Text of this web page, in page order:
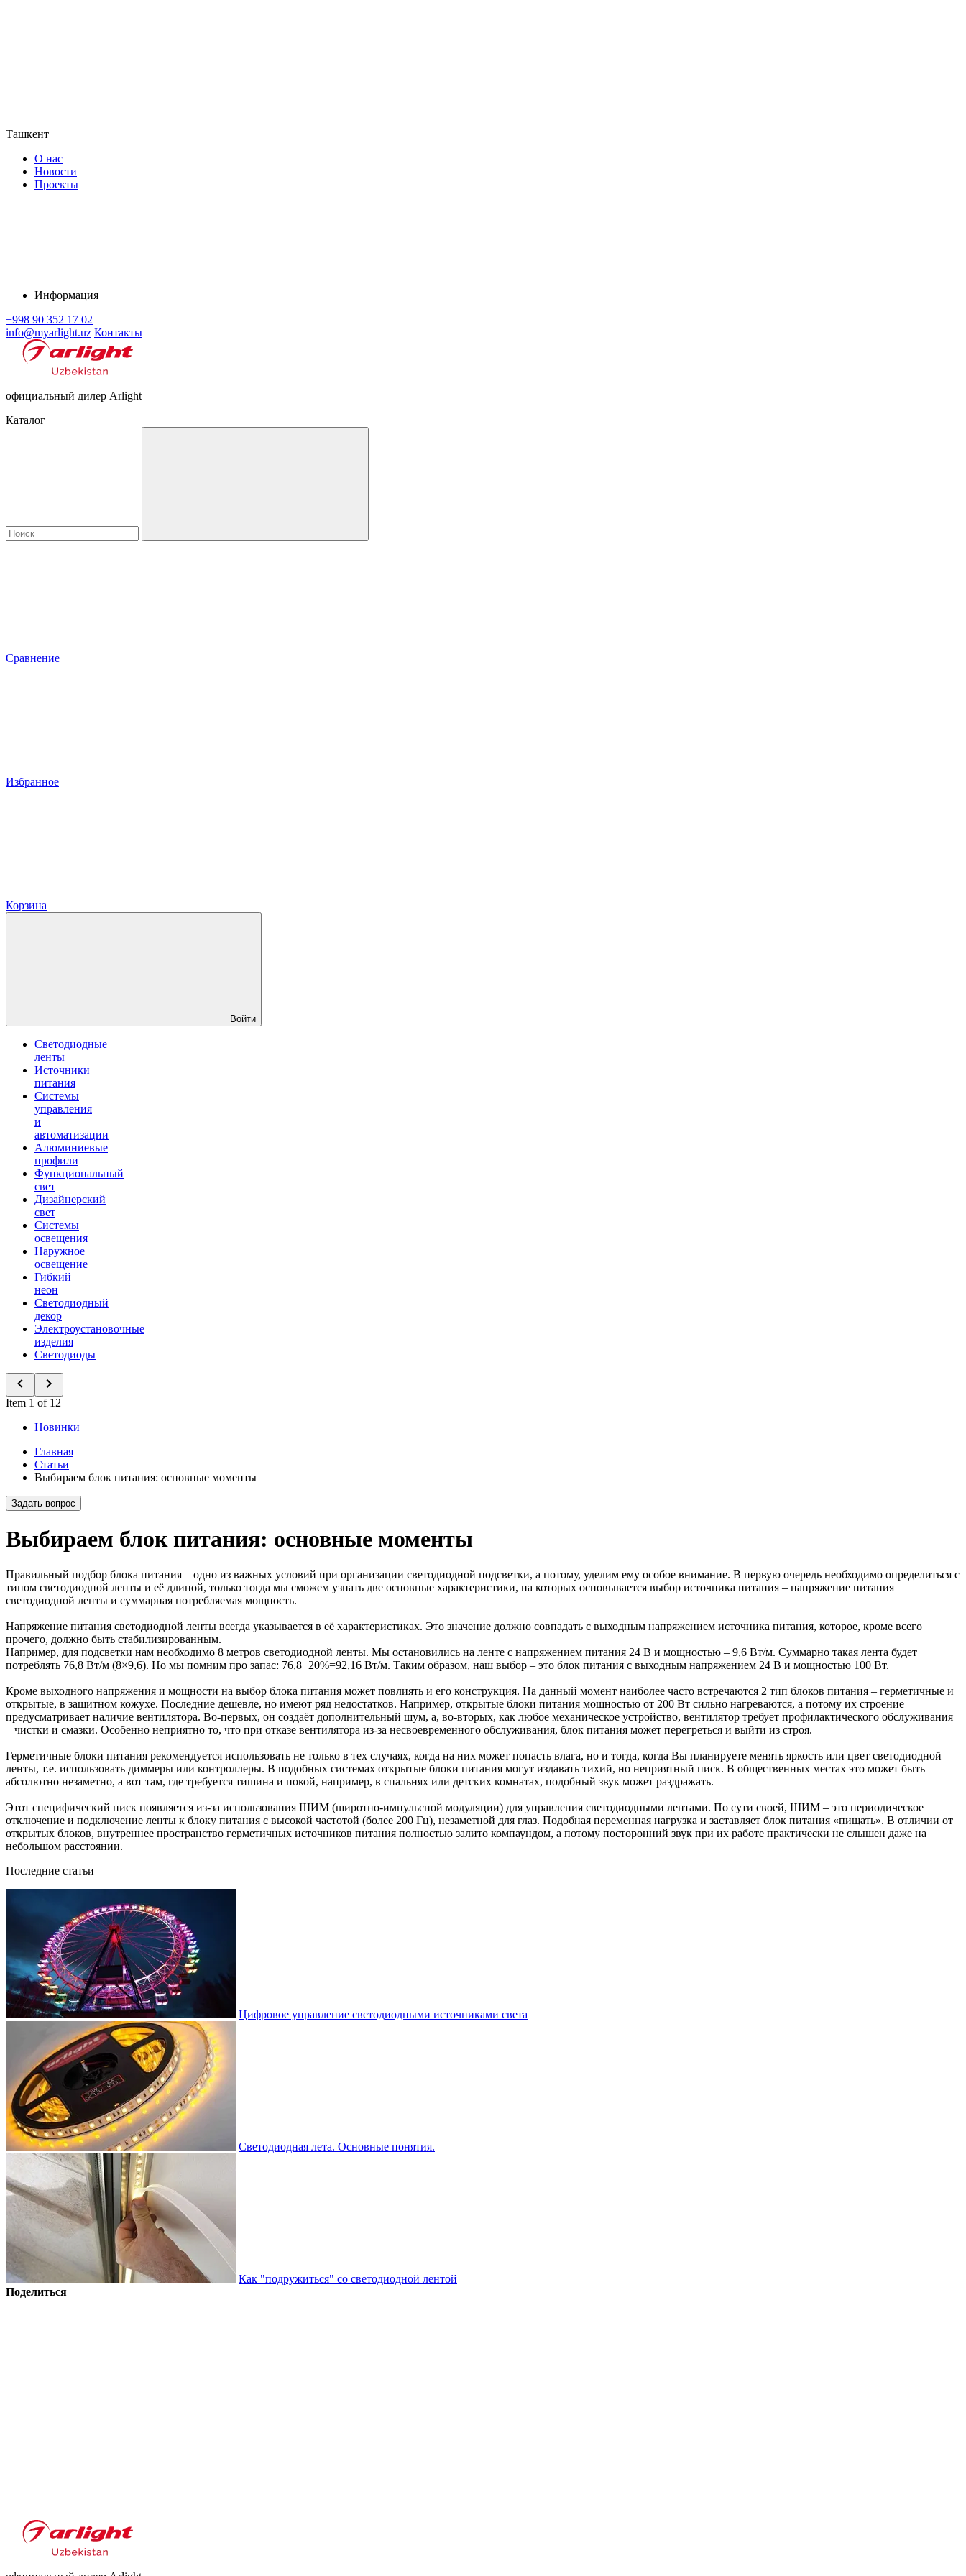
Ташкент
О нас
Новости
Проекты
Информация
+998 90 352 17 02
info@myarlight.uz Контакты
официальный дилер Arlight
Каталог
Сравнение
Избранное
Корзина
Войти
Светодиодные
ленты
Источники
питания
Системы
управления
и
автоматизации
Алюминиевые
профили
Функциональный
свет
Дизайнерский
свет
Системы
освещения
Наружное
освещение
Гибкий
неон
Светодиодный
декор
Электроустановочные
изделия
Светодиоды
Item 1 of 12
Новинки
Главная
Статьи
Выбираем блок питания: основные моменты
Задать вопрос
Выбираем блок питания: основные моменты
Правильный подбор блока питания – одно из важных условий при организации светодиодной подсветки, а потому, уделим ему особое внимание. В первую очередь необходимо определиться с
типом светодиодной ленты и её длиной, только тогда мы сможем узнать две основные характеристики, на которых основывается выбор источника питания – напряжение питания
светодиодной ленты и суммарная потребляемая мощность.
Напряжение питания светодиодной ленты всегда указывается в её характеристиках. Это значение должно совпадать с выходным напряжением источника питания, которое, кроме всего
прочего, должно быть стабилизированным.
Например, для подсветки нам необходимо 8 метров светодиодной ленты. Мы остановились на ленте с напряжением питания 24 В и мощностью – 9,6 Вт/м. Суммарно такая лента будет
потреблять 76,8 Вт/м (8×9,6). Но мы помним про запас: 76,8+20%=92,16 Вт/м. Таким образом, наш выбор – это блок питания с выходным напряжением 24 В и мощностью 100 Вт.
Кроме выходного напряжения и мощности на выбор блока питания может повлиять и его конструкция. На данный момент наиболее часто встречаются 2 тип блоков питания – герметичные и
открытые, в защитном кожухе. Последние дешевле, но имеют ряд недостатков. Например, открытые блоки питания мощностью от 200 Вт сильно нагреваются, а потому их строение
предусматривает наличие вентилятора. Во-первых, он создаёт дополнительный шум, а, во-вторых, как любое механическое устройство, вентилятор требует профилактического обслуживания
– чистки и смазки. Особенно неприятно то, что при отказе вентилятора из-за несвоевременного обслуживания, блок питания может перегреться и выйти из строя.
Герметичные блоки питания рекомендуется использовать не только в тех случаях, когда на них может попасть влага, но и тогда, когда Вы планируете менять яркость или цвет светодиодной
ленты, т.е. использовать диммеры или контроллеры. В подобных системах открытые блоки питания могут издавать тихий, но неприятный писк. В общественных местах это может быть
абсолютно незаметно, а вот там, где требуется тишина и покой, например, в спальнях или детских комнатах, подобный звук может раздражать.
Этот специфический писк появляется из-за использования ШИМ (широтно-импульсной модуляции) для управления светодиодными лентами. По сути своей, ШИМ – это периодическое
отключение и подключение ленты к блоку питания с высокой частотой (более 200 Гц), незаметной для глаз. Подобная переменная нагрузка и заставляет блок питания «пищать». В отличии от
открытых блоков, внутреннее пространство герметичных источников питания полностью залито компаундом, а потому посторонний звук при их работе практически не слышен даже на
небольшом расстоянии.
Последние статьи
Цифровое управление светодиодными источниками света
Светодиодная лета. Основные понятия.
Как "подружиться" со светодиодной лентой
Поделиться